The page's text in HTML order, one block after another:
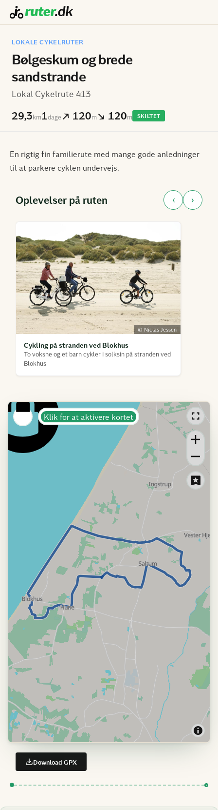
LOKALE CYKELRUTER
Bølgeskum og brede
sandstrande
Lokal Cykelrute 413
29,3km1 dage ↗ 120m ↘ 120m SKILTET
En rigtig fin familierute med mange gode anledninger
til at parkere cyklen undervejs.
Oplevelser på ruten ‹ ›
© Niclas Jessen
Cykling på stranden ved Blokhus
To voksne og et barn cykler i solksin på stranden ved
Blokhus
Klik for at aktivere kortet
Download GPX